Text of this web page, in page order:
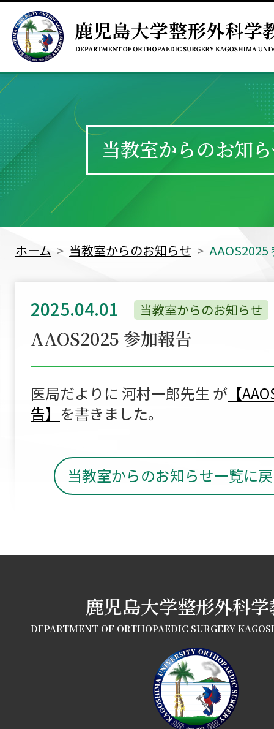
当教室からのお知
ホーム 当教室からのお知らせ AAOS2025
2025.04.01 当教室からのお知らせ
AAOS2025 参加報告
医局だよりに 河村一郎先生 が 【
告】 を書きました。
当教室からのお知らせ一覧に
鹿児島大学整形外科
DEPARTMENT OF ORTHOPAEDIC SURGERY